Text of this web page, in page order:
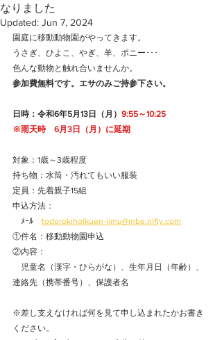
なりました
Updated: Jun 7, 2024
園庭に移動動物園がやってきます。
うさぎ、ひよこ、やぎ、羊、ポニー･･･
色んな動物と触れ合いませんか。
参加費無料です。エサのみご持参下さい。
日時：令和6年5月13日（月） 9:55～10:25
※雨天時　6月3日（月）に延期
対象：1歳～3歳程度
持ち物：水筒・汚れてもいい服装
定員：先着親子15組
申込方法：
ﾒｰﾙ todorokihoikuen-jimu@mbe.nifty.com
①件名：移動動物園申込
②内容：
児童名（漢字・ひらがな）、生年月日（年齢）、
連絡先（携帯番号）、保護者名
※差し支えなければ何を見て申し込まれたかお書き
ください。